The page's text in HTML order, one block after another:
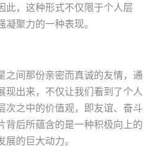
此，这种形式不仅限于个人层
聚力的一种表现。
之间那份亲密而真诚的友情，通
现出来，不仅让我们看到了个人
次之中的价值观，即友谊、奋斗
背后所蕴含的是一种积极向上的
的巨大动力。